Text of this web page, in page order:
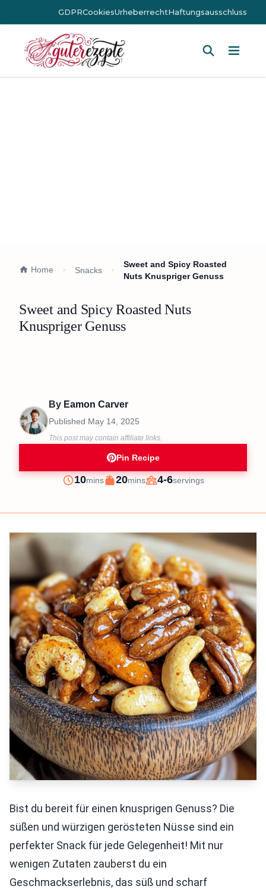
GDPRCookiesUrheberrechtHaftungsausschluss
Home Snacks
Sweet and Spicy Roasted
Nuts Knuspriger Genuss
Sweet and Spicy Roasted Nuts
Knuspriger Genuss
By Eamon Carver
Published May 14, 2025
This post may contain affiliate links.
Pin Recipe
Prep
10minutes
mins
Cook
20minutes
mins
Servings
4-6servings
Bist du bereit für einen knusprigen Genuss? Die
süßen und würzigen gerösteten Nüsse sind ein
perfekter Snack für jede Gelegenheit! Mit nur
wenigen Zutaten zauberst du ein
Geschmackserlebnis, das süß und scharf